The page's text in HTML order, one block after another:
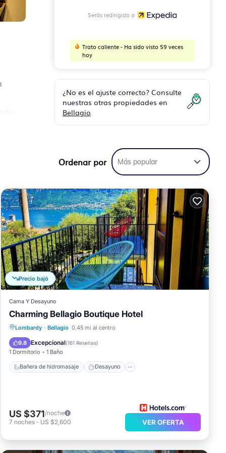
Serás redirigido a
Trato caliente - Ha sido visto 59 veces
hoy
¿No es el ajuste correcto? Consulte
nuestras otras propiedades en
Bellagio
Ordenar por Más popular
Precio bajó
Cama Y Desayuno
Charming Bellagio Boutique Hotel
Lombardy · Bellagio 0.45 mi al centro
9.8 Excepcional(161 Reseñas)
1 Dormitorio 1 Baño
Bañera de hidromasaje Desayuno
Bañera de hidromasaje
Piscina
Spa
US $371/noche
7 noches - US $2,600 VER OFERTA